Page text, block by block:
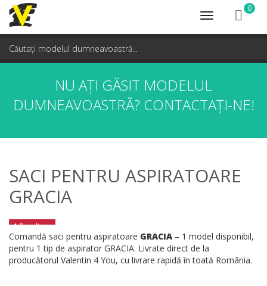
Toggle
navigation
0
NU AȚI GĂSIT MODELUL
DUMNEAVOASTRĂ? CONTACTAȚI-NE!
SACI PENTRU ASPIRATOARE
GRACIA
1 Rezultate
Comandă saci pentru aspiratoare GRACIA – 1 model disponibil,
pentru 1 tip de aspirator GRACIA. Livrate direct de la
producătorul Valentin 4 You, cu livrare rapidă în toată România.